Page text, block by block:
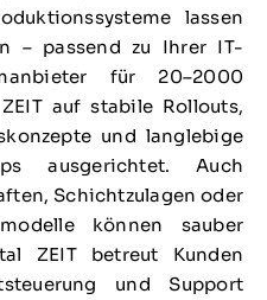
lassen
– passend zu Ihrer IT-
für 20–2000
auf stabile Rollouts,
und langlebige
ausgerichtet. Auch
Schichtzulagen oder
können sauber
ZEIT betreut Kunden
und Support